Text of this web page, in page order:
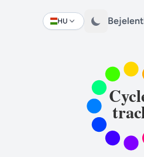
HU
Change language